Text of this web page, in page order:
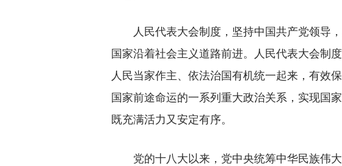
人民代表大会制度，坚持中国共产党领导，
国家沿着社会主义道路前进。人民代表大会制
人民当家作主、依法治国有机统一起来，有效
国家前途命运的一系列重大政治关系，实现国
既充满活力又安定有序。
党的十八大以来，党中央统筹中华民族伟大